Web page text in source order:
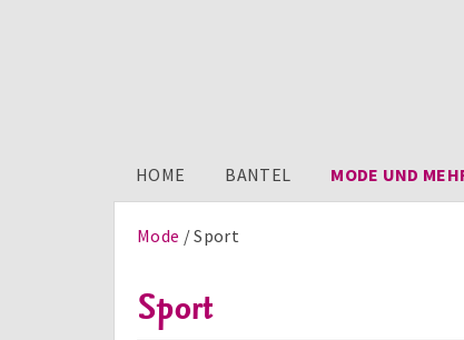
HOME BANTEL MODE UND
Mode Sport
Sport